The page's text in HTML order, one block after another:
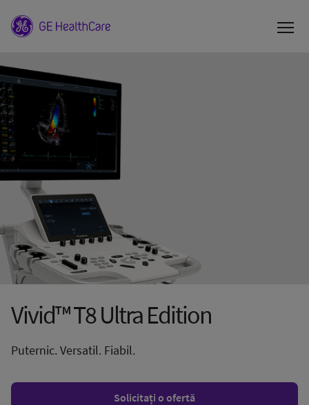
Vivid™ T8 Ultra Edition
Puternic. Versatil. Fiabil.
Solicitați o ofertă